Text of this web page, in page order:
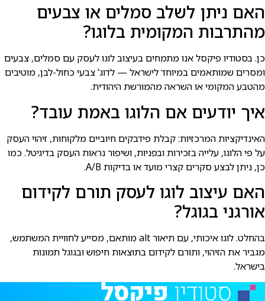
האם ניתן לשלב סמלים או צבעים
מהתרבות המקומית בלוגו?
כן. בסטודיו פיקסל אנו מתמחים בעיצוב לוגו לעסק עם סמלים, צבעים
ומסרים שמותאמים במיוחד לישראל — לדוג' צבעי כחול-לבן, מוטיבים
מהטבע המקומי או השראה מהמורשת היהודית.
איך יודעים אם הלוגו באמת עובד?
האינדיקציות המרכזיות: קבלת פידבקים חיוביים מלקוחות, זיהוי העסק
על פי הלוגו, עלייה בזכירות ובפניות, ושיפור נראות העסק בדיגיטל. כמו
כן, ניתן לבצע סקרים קצרי מועד או בדיקות A/B.
האם עיצוב לוגו לעסק תורם לקידום
אורגני בגוגל?
בהחלט. לוגו איכותי, עם תיאור alt מותאם, מסייע לחוויית המשתמש,
מגביר את הזיהוי, ותורם לקידום בתוצאות חיפוש ובגוגל תמונות
בישראל.